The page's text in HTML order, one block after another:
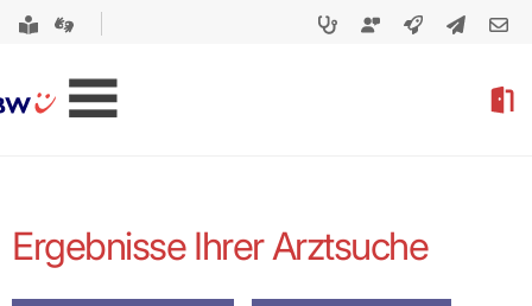
Ergebnisse Ihrer Arztsuche